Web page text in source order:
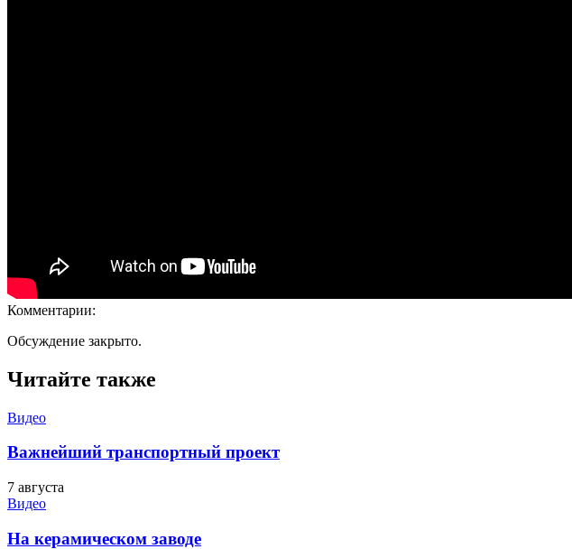
Комментарии:
Обсуждение закрыто.
Читайте также
Видео
Важнейший транспортный проект
7 августа
Видео
На керамическом заводе